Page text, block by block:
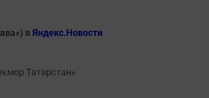
вЯндекс.Новости
Татарстан»